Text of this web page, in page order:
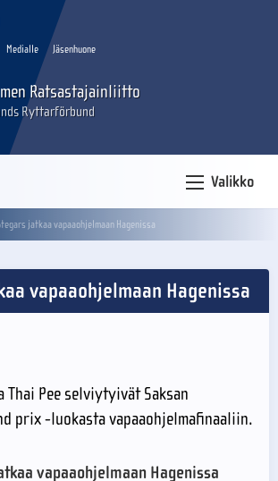
Medialle Jäsenhuone
Ratsastajainliitto
Ryttarförbund
Valikko
jatkaa vapaaohjelmaan Hagenissa
vapaaohjelmaan Hagenissa
Thai Pee selviytyivät Saksan
prix -luokasta vapaaohjelmafinaaliin.
vapaaohjelmaan Hagenissa